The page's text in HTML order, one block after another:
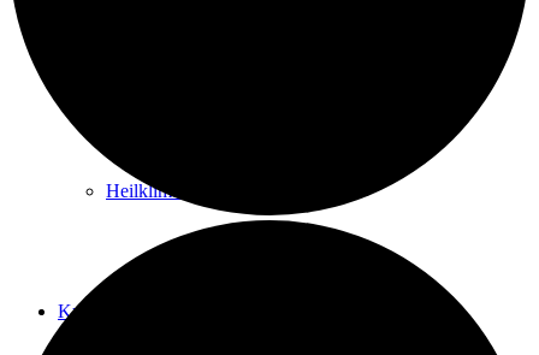
Heilklimaten
Kur & Tourismus